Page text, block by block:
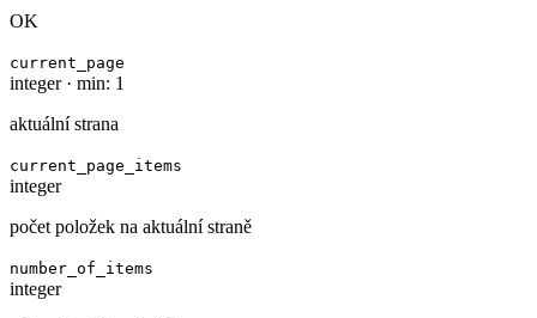
OK
current_page
integer· min: 1
aktuální strana
current_page_items
integer
počet položek na aktuální straně
number_of_items
integer